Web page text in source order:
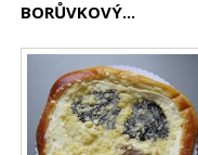
BORŮVKOVÝ...